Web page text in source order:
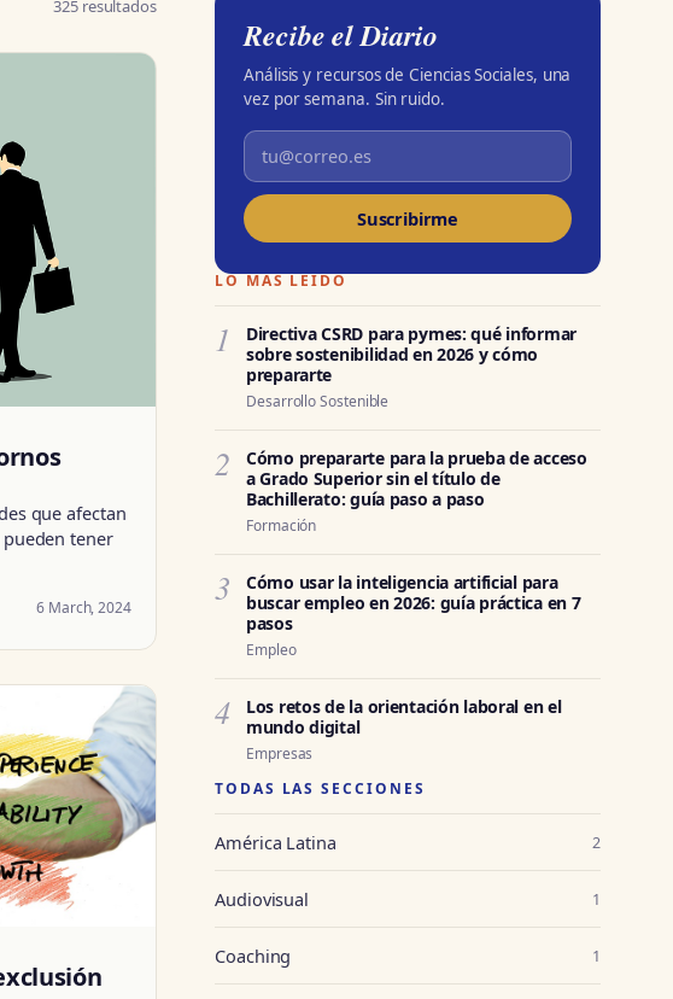
325 resultados
que afectan
tener
6 March, 2024
Recibe el Diario
Análisis y recursos de Ciencias Sociales, una
vez por semana. Sin ruido.
Suscribirme
LO MÁS LEÍDO
1
Directiva CSRD para pymes: qué informar
sobre sostenibilidad en 2026 y cómo
prepararte
Desarrollo Sostenible
2
Cómo prepararte para la prueba de acceso
a Grado Superior sin el título de
Bachillerato: guía paso a paso
Formación
3
Cómo usar la inteligencia artificial para
buscar empleo en 2026: guía práctica en 7
pasos
Empleo
4
Los retos de la orientación laboral en el
mundo digital
Empresas
TODAS LAS SECCIONES
América Latina 2
Audiovisual 1
Coaching 1